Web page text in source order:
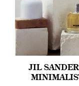
JIL